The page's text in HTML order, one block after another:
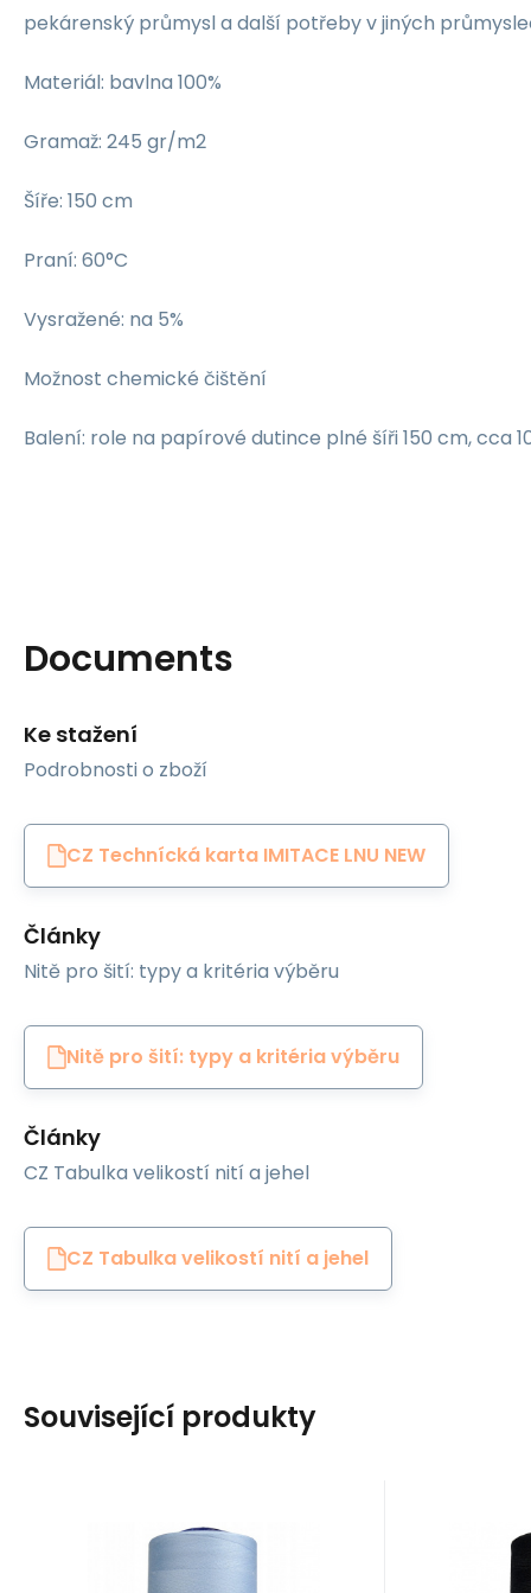
pekárenský průmysl a další potřeby v jiných
Materiál: bavlna 100%
Gramaž: 245 gr/m2
Šíře: 150 cm
Praní: 60°C
Vysražené: na 5%
Možnost chemické čištění
Balení: role na papírové dutince plné šíři 150 cm, cca
Documents
Ke stažení
Podrobnosti o zboží
CZ Technícká karta IMITACE LNU NEW
Články
Nitě pro šití: typy a kritéria výběru
Nitě pro šití: typy a kritéria výběru
Články
CZ Tabulka velikostí nití a jehel
CZ Tabulka velikostí nití a jehel
Související produkty
overlock machines
Code:80VIGA1106
EAN:8595721019988
In stock 5 ks EAN:
Nitě